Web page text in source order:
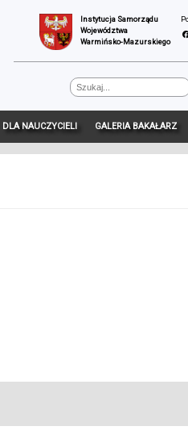
Instytucja Samorządu
Województwa
Warmińsko-Mazurskiego
DLA NAUCZYCIELI GALERIA BAKAŁARZ